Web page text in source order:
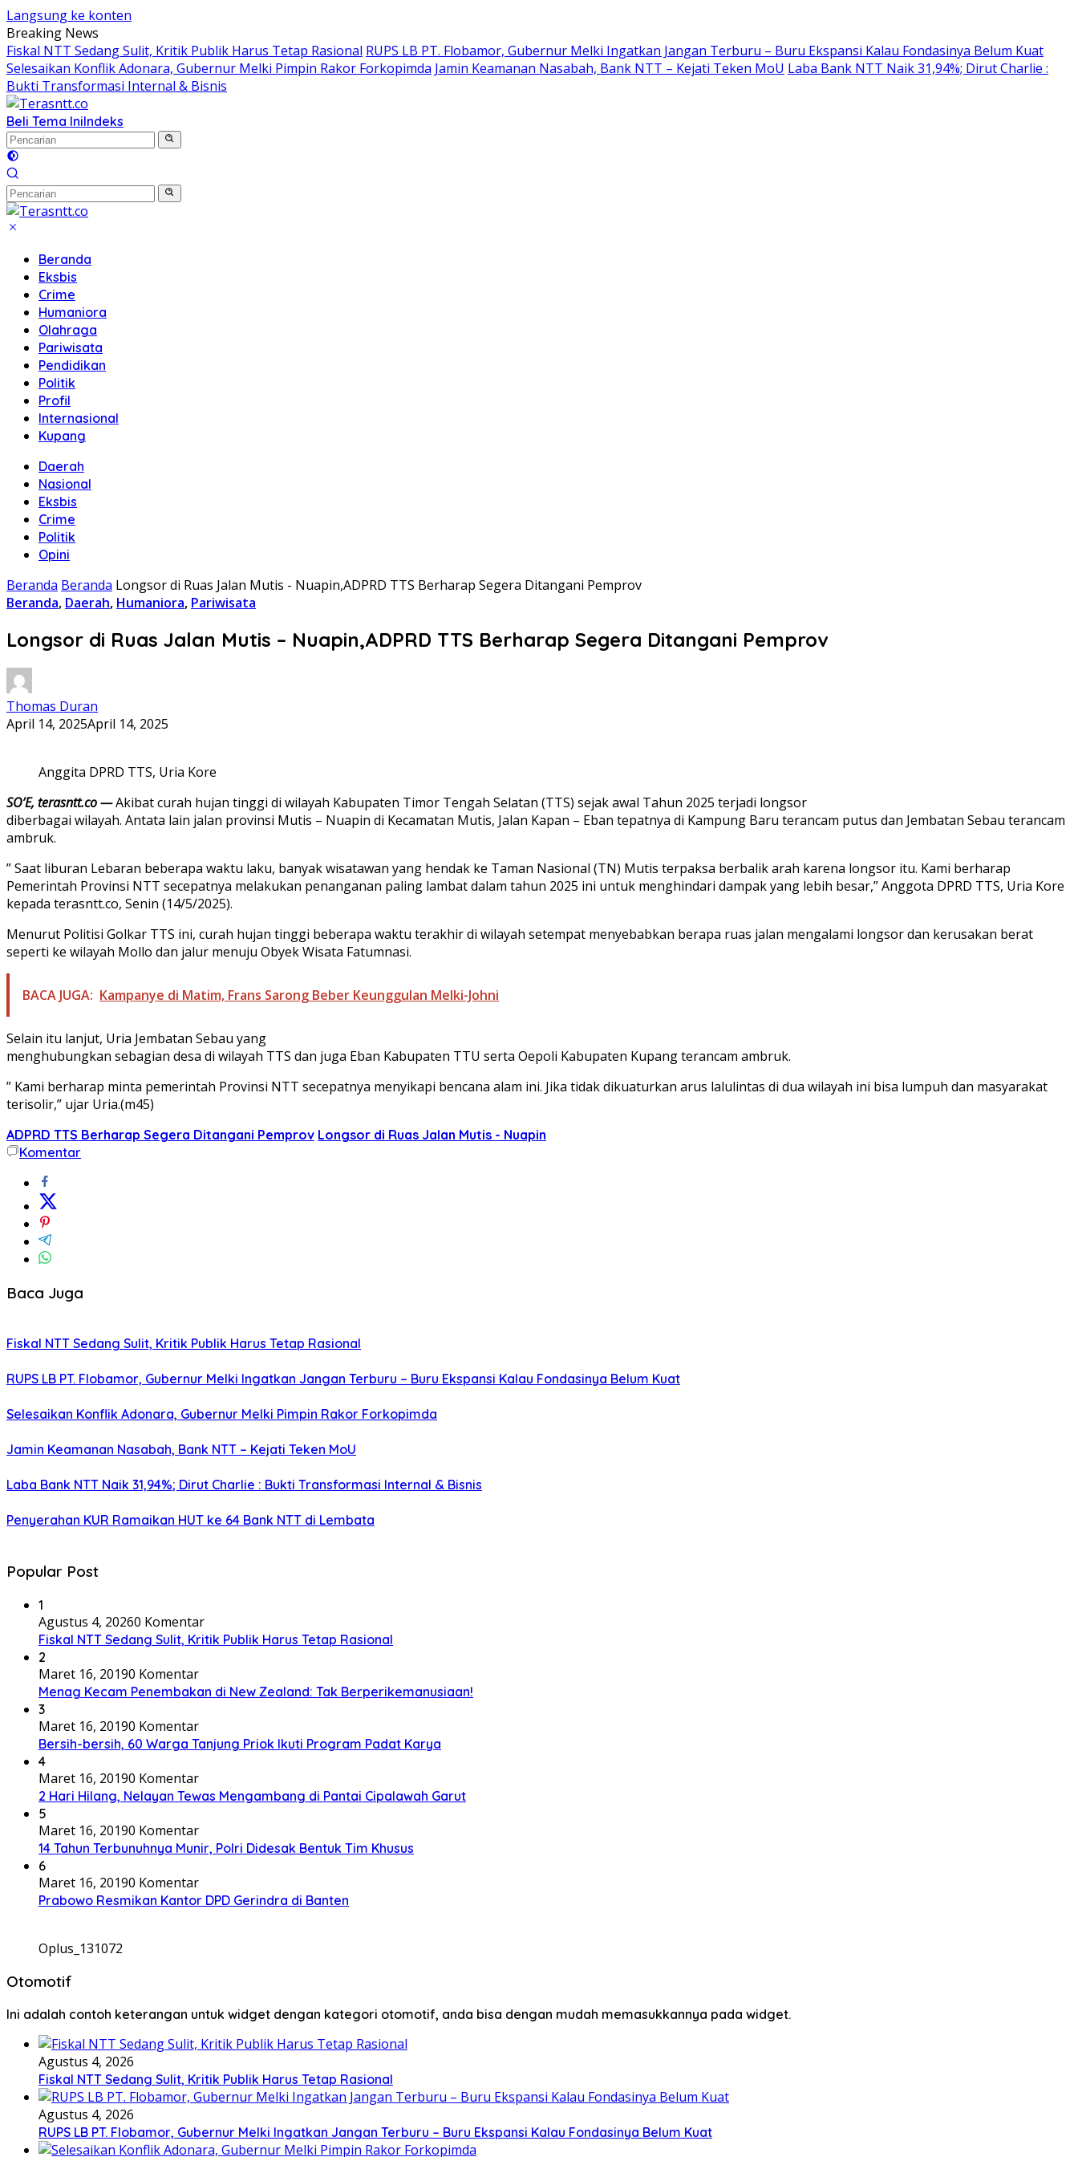
Langsung ke konten
Breaking News
Fiskal NTT Sedang Sulit, Kritik Publik Harus Tetap Rasional RUPS LB PT. Flobamor, Gubernur Melki Ingatkan Jangan Terburu – Buru Ekspansi Kalau Fondasinya Belum Kuat
Selesaikan Konflik Adonara, Gubernur Melki Pimpin Rakor Forkopimda Jamin Keamanan Nasabah, Bank NTT – Kejati Teken MoU Laba Bank NTT Naik 31,94%; Dirut Charlie :
Bukti Transformasi Internal & Bisnis
Beli Tema IniIndeks
Beranda
Eksbis
Crime
Humaniora
Olahraga
Pariwisata
Pendidikan
Politik
Profil
Internasional
Kupang
Daerah
Nasional
Eksbis
Crime
Politik
Opini
Beranda Beranda Longsor di Ruas Jalan Mutis - Nuapin,ADPRD TTS Berharap Segera Ditangani Pemprov
Beranda, Daerah, Humaniora, Pariwisata
Longsor di Ruas Jalan Mutis – Nuapin,ADPRD TTS Berharap Segera Ditangani Pemprov
Thomas Duran
April 14, 2025April 14, 2025
Anggita DPRD TTS, Uria Kore
SO’E, terasntt.co —Akibat curah hujan tinggi di wilayah Kabupaten Timor Tengah Selatan (TTS) sejak awal Tahun 2025 terjadi longsor
diberbagai wilayah. Antata lain jalan provinsi Mutis – Nuapin di Kecamatan Mutis, Jalan Kapan – Eban tepatnya di Kampung Baru terancam putus dan Jembatan Sebau terancam
ambruk.
” Saat liburan Lebaran beberapa waktu laku, banyak wisatawan yang hendak ke Taman Nasional (TN) Mutis terpaksa berbalik arah karena longsor itu. Kami berharap
Pemerintah Provinsi NTT secepatnya melakukan penanganan paling lambat dalam tahun 2025 ini untuk menghindari dampak yang lebih besar,” Anggota DPRD TTS, Uria Kore
kepada terasntt.co, Senin (14/5/2025).
Menurut Politisi Golkar TTS ini, curah hujan tinggi beberapa waktu terakhir di wilayah setempat menyebabkan berapa ruas jalan mengalami longsor dan kerusakan berat
seperti ke wilayah Mollo dan jalur menuju Obyek Wisata Fatumnasi.
BACA JUGA: Kampanye di Matim, Frans Sarong Beber Keunggulan Melki-Johni
Selain itu lanjut, Uria Jembatan Sebau yang
menghubungkan sebagian desa di wilayah TTS dan juga Eban Kabupaten TTU serta Oepoli Kabupaten Kupang terancam ambruk.
” Kami berharap minta pemerintah Provinsi NTT secepatnya menyikapi bencana alam ini. Jika tidak dikuaturkan arus lalulintas di dua wilayah ini bisa lumpuh dan masyarakat
terisolir,” ujar Uria.(m45)
ADPRD TTS Berharap Segera Ditangani Pemprov Longsor di Ruas Jalan Mutis - Nuapin
Komentar
Baca Juga
Fiskal NTT Sedang Sulit, Kritik Publik Harus Tetap Rasional
RUPS LB PT. Flobamor, Gubernur Melki Ingatkan Jangan Terburu – Buru Ekspansi Kalau Fondasinya Belum Kuat
Selesaikan Konflik Adonara, Gubernur Melki Pimpin Rakor Forkopimda
Jamin Keamanan Nasabah, Bank NTT – Kejati Teken MoU
Laba Bank NTT Naik 31,94%; Dirut Charlie : Bukti Transformasi Internal & Bisnis
Penyerahan KUR Ramaikan HUT ke 64 Bank NTT di Lembata
Popular Post
1
Agustus 4, 20260 Komentar
Fiskal NTT Sedang Sulit, Kritik Publik Harus Tetap Rasional
2
Maret 16, 20190 Komentar
Menag Kecam Penembakan di New Zealand: Tak Berperikemanusiaan!
3
Maret 16, 20190 Komentar
Bersih-bersih, 60 Warga Tanjung Priok Ikuti Program Padat Karya
4
Maret 16, 20190 Komentar
2 Hari Hilang, Nelayan Tewas Mengambang di Pantai Cipalawah Garut
5
Maret 16, 20190 Komentar
14 Tahun Terbunuhnya Munir, Polri Didesak Bentuk Tim Khusus
6
Maret 16, 20190 Komentar
Prabowo Resmikan Kantor DPD Gerindra di Banten
Oplus_131072
Otomotif
Ini adalah contoh keterangan untuk widget dengan kategori otomotif, anda bisa dengan mudah memasukkannya pada widget.
Agustus 4, 2026
Fiskal NTT Sedang Sulit, Kritik Publik Harus Tetap Rasional
Agustus 4, 2026
RUPS LB PT. Flobamor, Gubernur Melki Ingatkan Jangan Terburu – Buru Ekspansi Kalau Fondasinya Belum Kuat